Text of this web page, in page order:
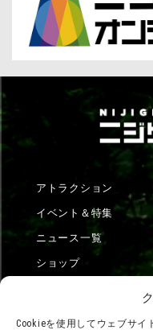
Cookieを使用してウェブサ
アトラクション
イベント＆特集
ニュース一覧
ショップ